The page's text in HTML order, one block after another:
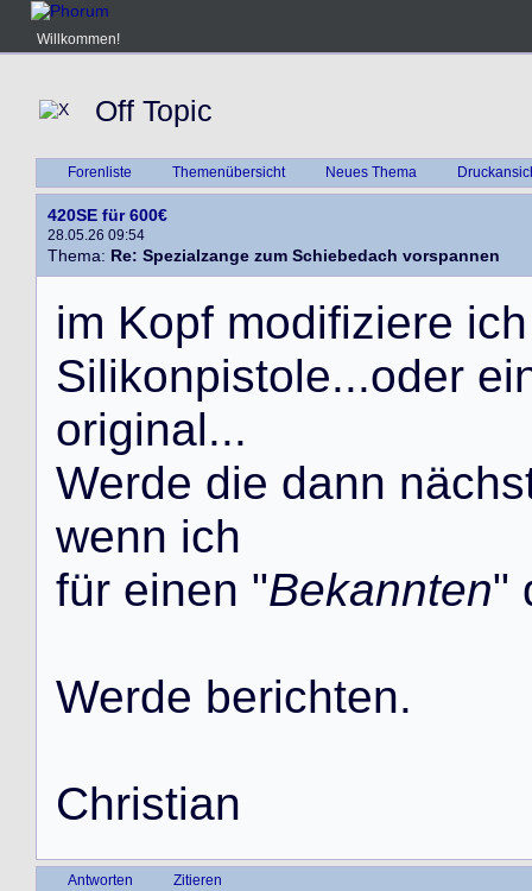
Willkommen!
Off Topic
Forenliste Themenübersicht Neues Thema
420SE für 600€
28.05.26 09:54
Thema: Re: Spezialzange zum Schiebedach vorspannen
im Kopf modifiziere ich
Silikonpistole...oder ei
original...
Werde die dann nächs
wenn ich
für einen "Bekannten"
Werde berichten.
Christian
Antworten Zitieren